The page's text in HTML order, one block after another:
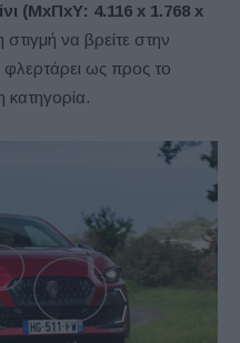
(ΜxΠxΥ: 4.116 x 1.768 x
να βρείτε στην
ως προς το
κατηγορία.